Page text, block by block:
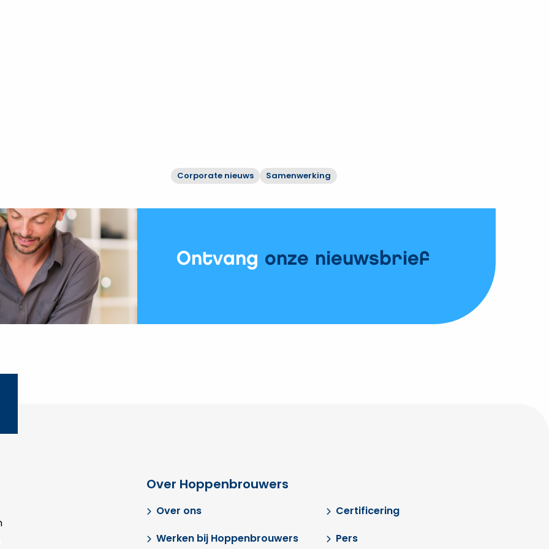
Corporate nieuws Samenwerking
Hoppenbrouwers
Vechtstromen
Ontvang onze nieuwsbrief
Over Hoppenbrouwers
Over ons
Werken bij Hoppenbrouwers
Certificering
Pers